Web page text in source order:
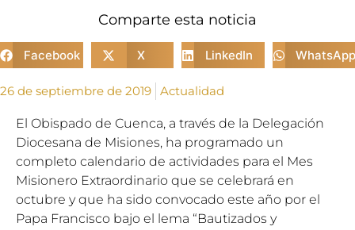
Comparte esta noticia
Facebook X LinkedIn WhatsApp
26 de septiembre de 2019 Actualidad
El Obispado de Cuenca, a través de la Delegación
Diocesana de Misiones, ha programado un
completo calendario de actividades para el Mes
Misionero Extraordinario que se celebrará en
octubre y que ha sido convocado este año por el
Papa Francisco bajo el lema “Bautizados y